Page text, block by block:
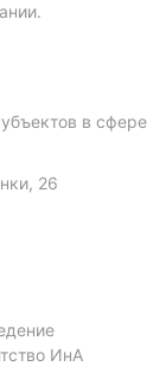
в сфере
26
ИнА